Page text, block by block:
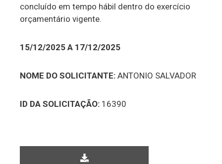
concluído em tempo hábil dentro do exercício
orçamentário vigente.
15/12/2025 A 17/12/2025
NOME DO SOLICITANTE: ANTONIO SALVADOR
ID DA SOLICITAÇÃO: 16390